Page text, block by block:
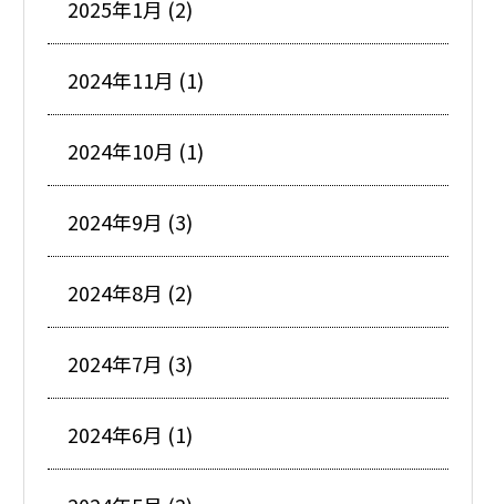
2025年1月 (2)
2024年11月 (1)
2024年10月 (1)
2024年9月 (3)
2024年8月 (2)
2024年7月 (3)
2024年6月 (1)